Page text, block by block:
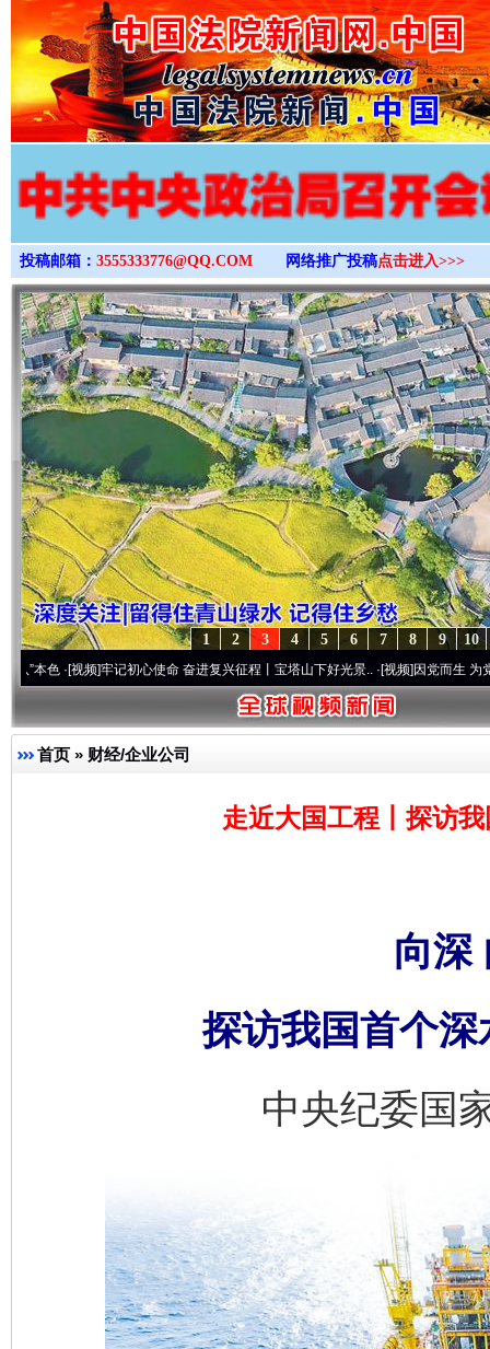
>
投稿邮箱： 3555333776@QQ.COM 网络推广投稿点击进入>>>
10
9
8
7
6
5
4
3
2
1
牢记初心使命 奋进复兴征程丨宝塔山下好光景..·[视频]因党而生 为党而战——百年
首页 » 财经/企业公司
走近大国工程丨探访
向深
探访我国首个
中央纪委国